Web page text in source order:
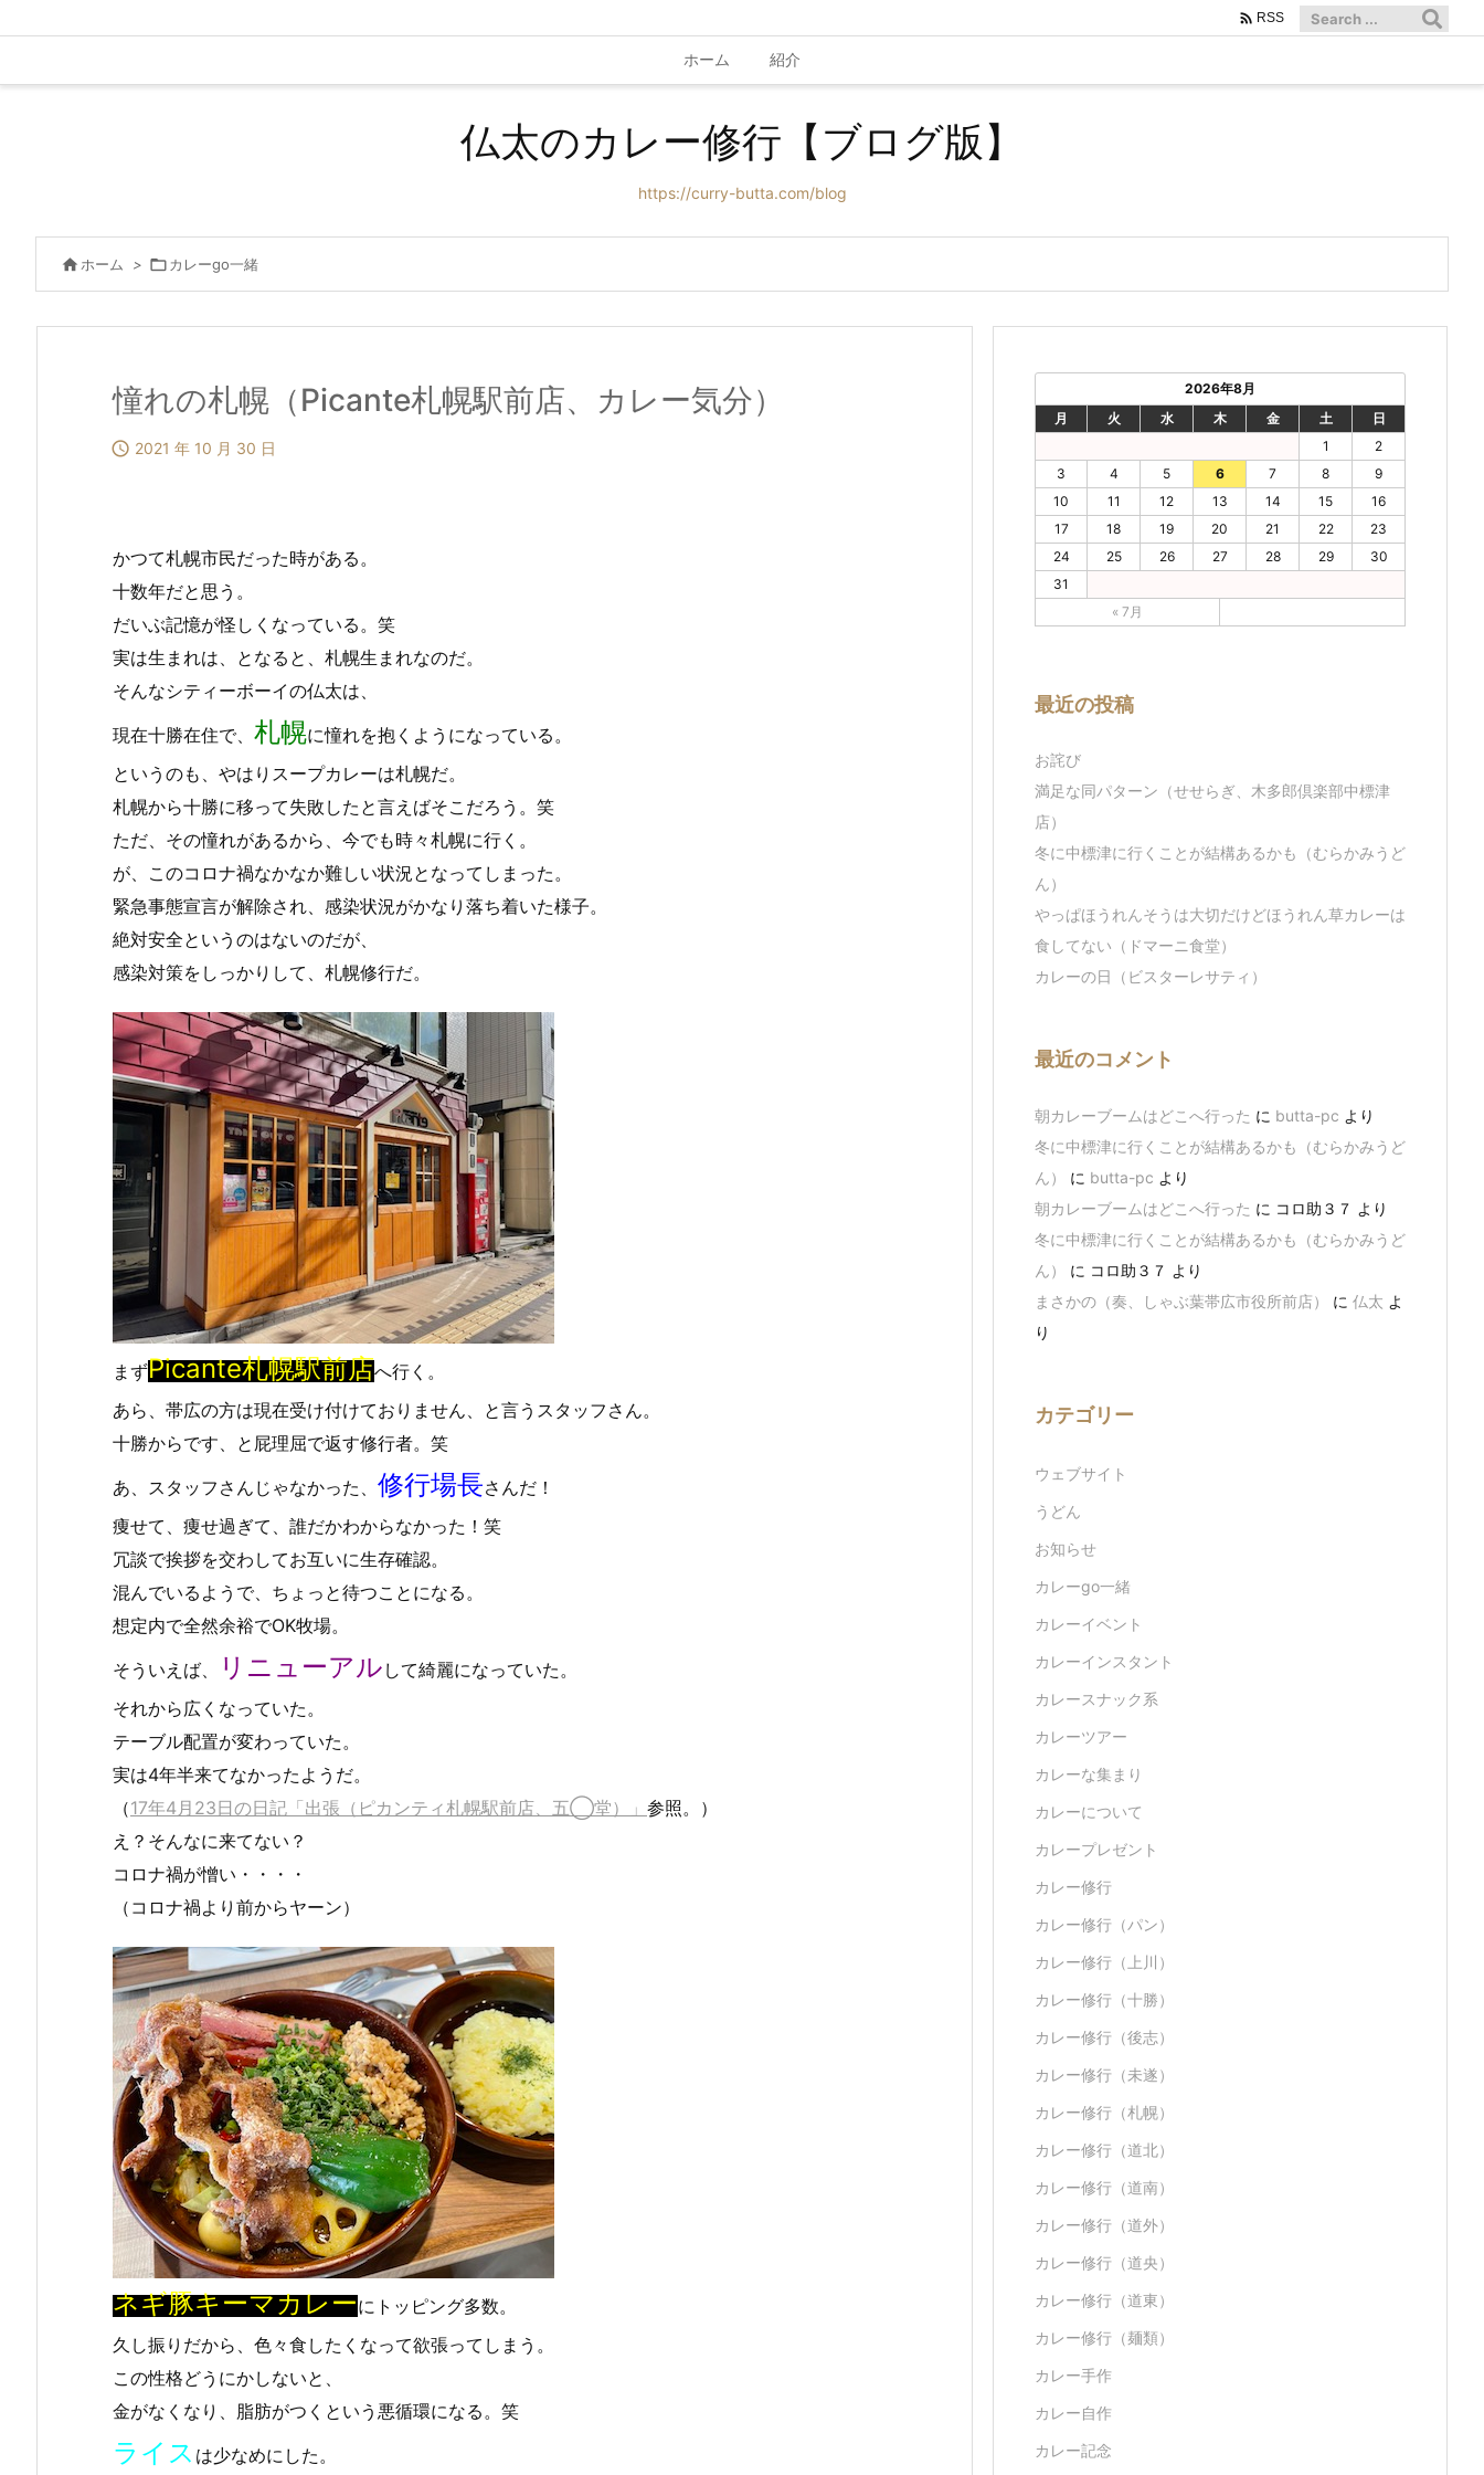
ホーム 紹介
 RSS
仏太のカレー修行【ブログ版】
https://curry-butta.com/blog
 ホーム >  カレーgo一緒
憧れの札幌（Picante札幌駅前店、カレー気分）
 2021 年 10 月 30 日
かつて札幌市民だった時がある。
十数年だと思う。
だいぶ記憶が怪しくなっている。笑
実は生まれは、となると、札幌生まれなのだ。
そんなシティーボーイの仏太は、
現在十勝在住で、 札幌に憧れを抱くようになっている。
というのも、やはりスープカレーは札幌だ。
札幌から十勝に移って失敗したと言えばそこだろう。笑
ただ、その憧れがあるから、今でも時々札幌に行く。
が、このコロナ禍なかなか難しい状況となってしまった。
緊急事態宣言が解除され、感染状況がかなり落ち着いた様子。
絶対安全というのはないのだが、
感染対策をしっかりして、札幌修行だ。
まずPicante札幌駅前店へ行く。
あら、帯広の方は現在受け付けておりません、と言うスタッフさん。
十勝からです、と屁理屈で返す修行者。笑
あ、スタッフさんじゃなかった、 修行場長さんだ！
痩せて、痩せ過ぎて、誰だかわからなかった！笑
冗談で挨拶を交わしてお互いに生存確認。
混んでいるようで、ちょっと待つことになる。
想定内で全然余裕でOK牧場。
そういえば、
リニューアル して綺麗になっていた。
それから広くなっていた。
テーブル配置が変わっていた。
実は4年半来てなかったようだ。
（17年4月23日の日記「出張（ピカンティ札幌駅前店、五◯堂）」 参照。）
え？そんなに来てない？
コロナ禍が憎い・・・・
（コロナ禍より前からヤーン）
ネギ豚キーマカレーにトッピング多数。
久し振りだから、色々食したくなって欲張ってしまう。
この性格どうにかしないと、
金がなくなり、脂肪がつくという悪循環になる。笑
ライス は少なめにした。
2026年8月
月
火 水 木 金 土
日
1
2
3
4 5 6 7 8
9
10
11 12 13 14 15
16
17
18 19 20 21 22
23
24
25 26 27 28 29
30
31
« 7月
最近の投稿
お詫び
満足な同パターン（せせらぎ、木多郎倶楽部中標津
店）
冬に中標津に行くことが結構あるかも（むらかみうど
ん）
やっぱほうれんそうは大切だけどほうれん草カレーは
食してない（ドマーニ食堂）
カレーの日（ビスターレサティ）
最近のコメント
朝カレーブームはどこへ行った に butta-pc より
冬に中標津に行くことが結構あるかも（むらかみうど
ん）
に butta-pc より
朝カレーブームはどこへ行った に コロ助３７ より
冬に中標津に行くことが結構あるかも（むらかみうど
ん）
に コロ助３７ より
まさかの（奏、しゃぶ葉帯広市役所前店）
に 仏太 よ
り
カテゴリー
ウェブサイト
うどん
お知らせ
カレーgo一緒
カレーイベント
カレーインスタント
カレースナック系
カレーツアー
カレーな集まり
カレーについて
カレープレゼント
カレー修行
カレー修行（パン）
カレー修行（上川）
カレー修行（十勝）
カレー修行（後志）
カレー修行（未遂）
カレー修行（札幌）
カレー修行（道北）
カレー修行（道南）
カレー修行（道外）
カレー修行（道央）
カレー修行（道東）
カレー修行（麺類）
カレー手作
カレー自作
カレー記念